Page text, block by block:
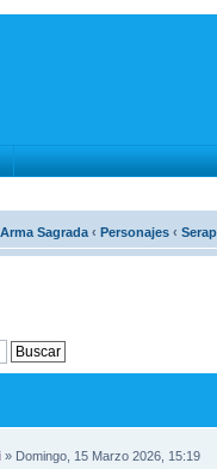
Sagrada ‹ Personajes ‹
» Domingo, 15 Marzo 2026, 15:19